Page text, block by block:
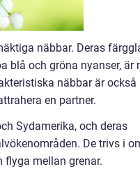
näbbar. Deras
blå och gröna nyanser, är
näbbar är
en partner.
Sydamerika, och deras
De trivs i
mellan grenar.